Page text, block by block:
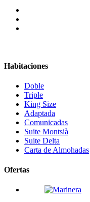
Habitaciones
Doble
Triple
King Size
Adaptada
Comunicadas
Suite Montsià
Suite Delta
Carta de Almohadas
Ofertas